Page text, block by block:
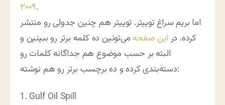
۲۰۰۹.
اما بریم سراغ توییتر. توییتر هم چنین جدولی رو منتشر
کرده. در این صفحهمی‌تونین ده کلمه برتر رو ببینین و
البته بر حسب موضوع هم جداگانه کلمات رو
دسته‌بندی کرده و ده برچسب برتر رو هم نوشته:
1. Gulf Oil Spill